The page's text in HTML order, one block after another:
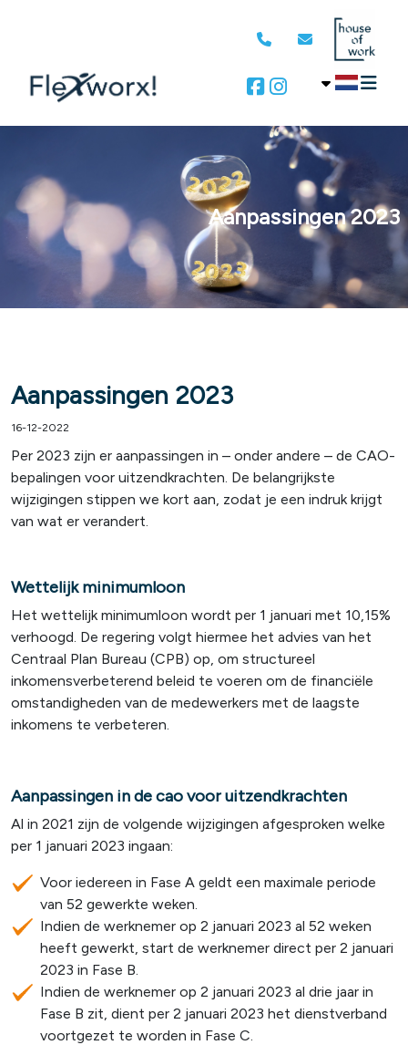
Aanpassingen 2023
Aanpassingen 2023
16-12-2022
Per 2023 zijn er aanpassingen in – onder andere – de CAO-
bepalingen voor uitzendkrachten. De belangrijkste
wijzigingen stippen we kort aan, zodat je een indruk krijgt
van wat er verandert.
Wettelijk minimumloon
Het wettelijk minimumloon wordt per 1 januari met 10,15%
verhoogd. De regering volgt hiermee het advies van het
Centraal Plan Bureau (CPB) op, om structureel
inkomensverbeterend beleid te voeren om de financiële
omstandigheden van de medewerkers met de laagste
inkomens te verbeteren.
Aanpassingen in de cao voor uitzendkrachten
Al in 2021 zijn de volgende wijzigingen afgesproken welke
per 1 januari 2023 ingaan:
Voor iedereen in Fase A geldt een maximale periode
van 52 gewerkte weken.
Indien de werknemer op 2 januari 2023 al 52 weken
heeft gewerkt, start de werknemer direct per 2 januari
2023 in Fase B.
Indien de werknemer op 2 januari 2023 al drie jaar in
Fase B zit, dient per 2 januari 2023 het dienstverband
voortgezet te worden in Fase C.